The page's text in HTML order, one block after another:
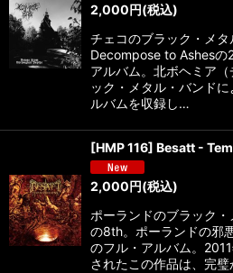
2,000円(税込)
チェコのブラック・メタ
Decompose to Ashesの
アルバム。北ボヘミア
ック・メタル・バンド
ルバムを収録し…
[HMP 116] Besatt -
2,000円(税込)
ポーランドのブラック
の8th。ポーランドの邪
のフル・アルバム。
されたこの作品は、完